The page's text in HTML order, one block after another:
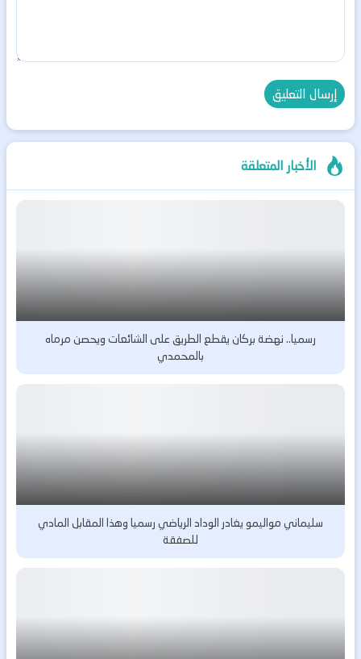
الأخبار المتعلقة
رسميا.. نهضة بركان يقطع الطريق على الشائعات ويحصن مرماه
بالمحمدي
سليماني مواليمو يغادر الوداد الرياضي رسميا وهذا المقابل المادي
للصفقة